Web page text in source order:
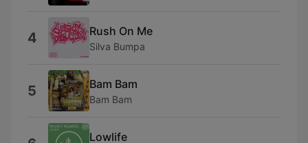
4 Rush On Me
Silva Bumpa
5 Bam Bam
Bam Bam
Lowlife